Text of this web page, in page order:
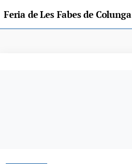
Feria de Les Fabes de Colunga